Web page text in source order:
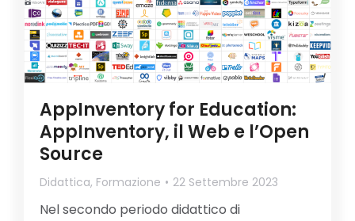
AppInventory for Education:
AppInventory, il Web e l’Open
Source
Didattica, Formazione 22 Settembre 2023
Nel secondo periodo didattico di